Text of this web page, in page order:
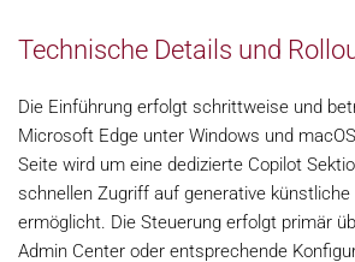
Technische Details und
Die Einführung erfolgt schrittweise und
Microsoft Edge unter Windows und
Seite wird um eine dedizierte Copilot
schnellen Zugriff auf generative künstliche
ermöglicht. Die Steuerung erfolgt primär
Admin Center oder entsprechende